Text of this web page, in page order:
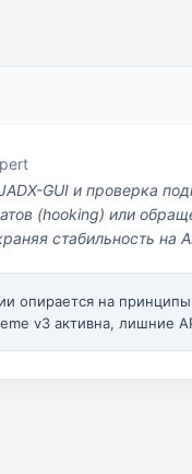
GUI и проверка
(hooking) или
стабильность на
опирается на
v3 активна, лишние